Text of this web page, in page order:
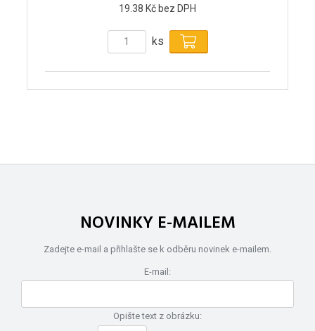
19.38 Kč bez DPH
ks
NOVINKY E-MAILEM
Zadejte e-mail a přihlašte se k odběru novinek e-mailem.
E-mail:
Opište text z obrázku: